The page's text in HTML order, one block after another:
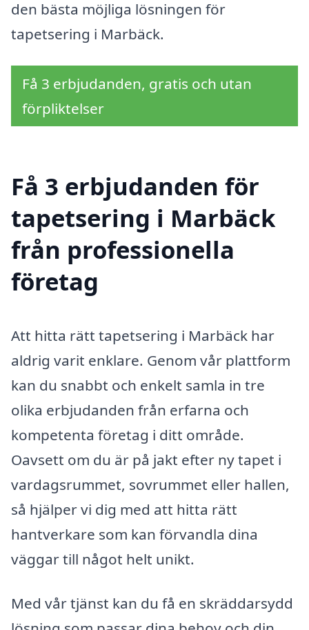
den bästa möjliga lösningen för
tapetsering i Marbäck.
Få 3 erbjudanden, gratis och utan
förpliktelser
Få 3 erbjudanden för
tapetsering i Marbäck
från professionella
företag
Att hitta rätt tapetsering i Marbäck har
aldrig varit enklare. Genom vår plattform
kan du snabbt och enkelt samla in tre
olika erbjudanden från erfarna och
kompetenta företag i ditt område.
Oavsett om du är på jakt efter ny tapet i
vardagsrummet, sovrummet eller hallen,
så hjälper vi dig med att hitta rätt
hantverkare som kan förvandla dina
väggar till något helt unikt.
Med vår tjänst kan du få en skräddarsydd